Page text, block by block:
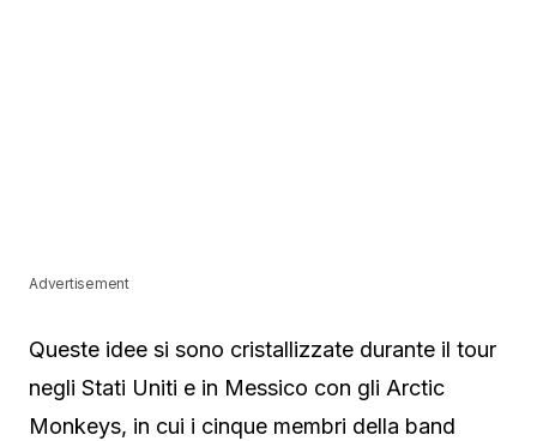
Advertisement
Queste idee si sono cristallizzate durante il tour
negli Stati Uniti e in Messico con gli Arctic
Monkeys, in cui i cinque membri della band